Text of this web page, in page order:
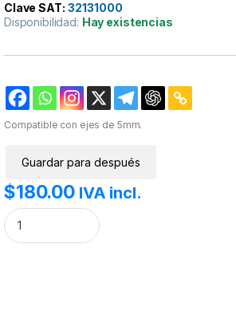
Clave SAT: 32131000
Disponibilidad: Hay existencias
Compatible con ejes de 5mm.
Guardar para después
$180.00 IVA incl.
Acoplador de aluminio Tipo Pololu cantidad